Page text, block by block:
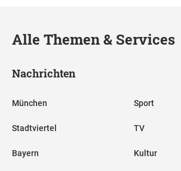
Alle Themen & Services
Nachrichten
München
Stadtviertel
Bayern
Sport
TV
Kultur